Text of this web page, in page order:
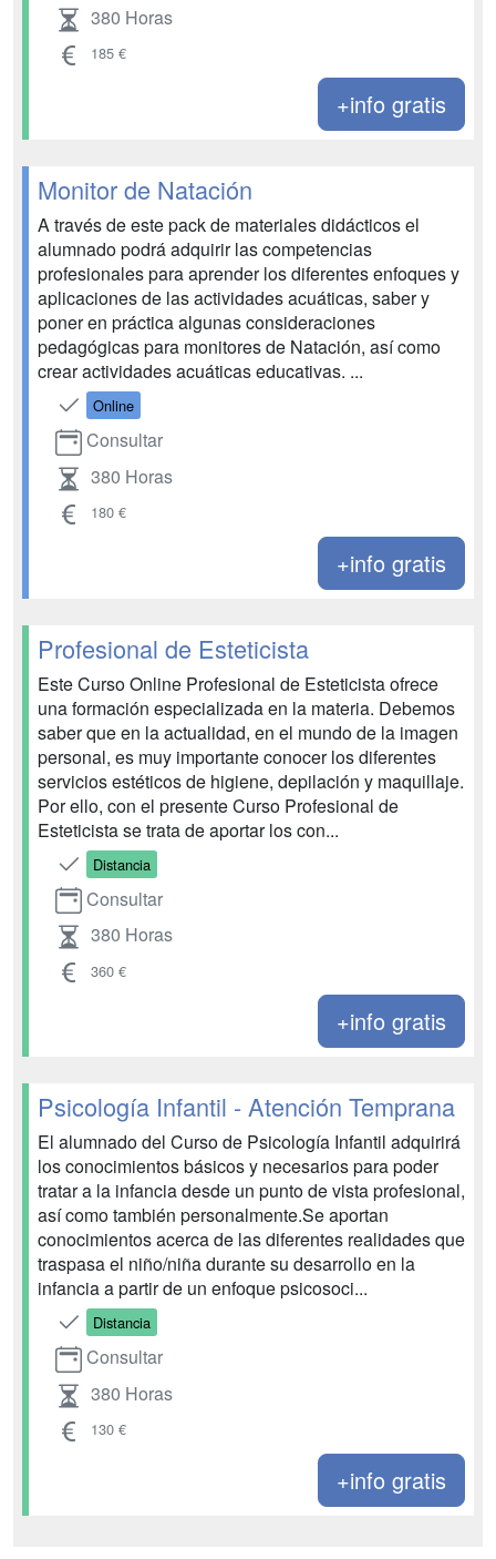
380 Horas
185 €
+info gratis
Monitor de Natación
A través de este pack de materiales didácticos el
alumnado podrá adquirir las competencias
profesionales para aprender los diferentes enfoques y
aplicaciones de las actividades acuáticas, saber y
poner en práctica algunas consideraciones
pedagógicas para monitores de Natación, así como
crear actividades acuáticas educativas. ...
Online
Consultar
380 Horas
180 €
+info gratis
Profesional de Esteticista
Este Curso Online Profesional de Esteticista ofrece
una formación especializada en la materia. Debemos
saber que en la actualidad, en el mundo de la imagen
personal, es muy importante conocer los diferentes
servicios estéticos de higiene, depilación y maquillaje.
Por ello, con el presente Curso Profesional de
Esteticista se trata de aportar los con...
Distancia
Consultar
380 Horas
360 €
+info gratis
Psicología Infantil - Atención Temprana
El alumnado del Curso de Psicología Infantil adquirirá
los conocimientos básicos y necesarios para poder
tratar a la infancia desde un punto de vista profesional,
así como también personalmente.Se aportan
conocimientos acerca de las diferentes realidades que
traspasa el niño/niña durante su desarrollo en la
infancia a partir de un enfoque psicosoci...
Distancia
Consultar
380 Horas
130 €
+info gratis